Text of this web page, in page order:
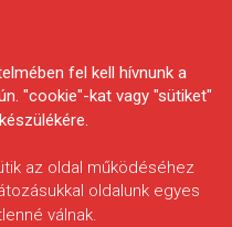
fel kell hívnunk a
"cookie"-kat vagy "sütiket"
az oldal működéséhez
oldalunk egyes
válnak.